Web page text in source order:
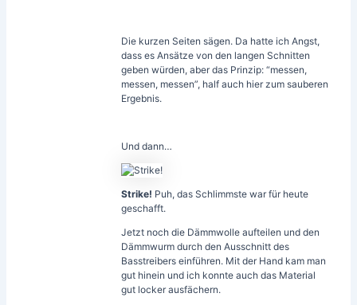
Die kurzen Seiten sägen. Da hatte ich Angst,
dass es Ansätze von den langen Schnitten
geben würden, aber das Prinzip: “messen,
messen, messen”, half auch hier zum sauberen
Ergebnis.
Und dann…
Strike! Puh, das Schlimmste war für heute
geschafft.
Jetzt noch die Dämmwolle aufteilen und den
Dämmwurm durch den Ausschnitt des
Basstreibers einführen. Mit der Hand kam man
gut hinein und ich konnte auch das Material
gut locker ausfächern.